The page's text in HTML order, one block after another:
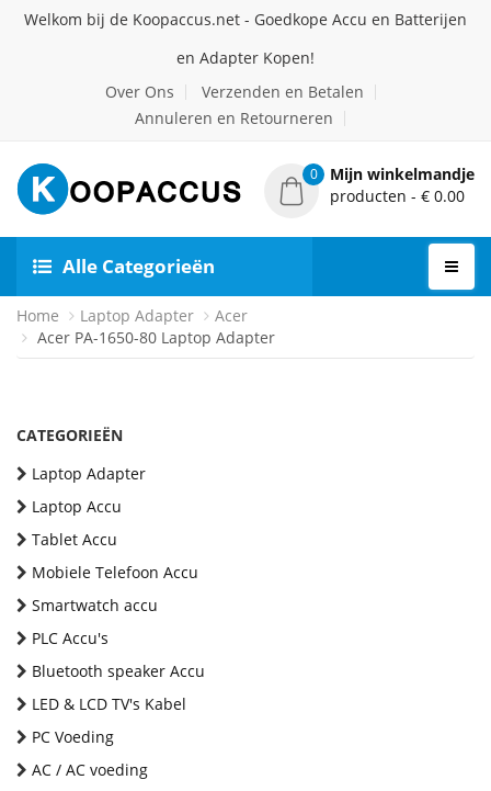
Welkom bij de Koopaccus.net - Goedkope Accu en Batterijen
en Adapter Kopen!
Over Ons
Verzenden en Betalen
Annuleren en Retourneren
0
Mijn winkelmandje
producten - € 0.00
Alle Categorieën
Home Laptop Adapter
Acer
Acer PA-1650-80 Laptop Adapter
CATEGORIEËN
Laptop Adapter
Laptop Accu
Tablet Accu
Mobiele Telefoon Accu
Smartwatch accu
PLC Accu's
Bluetooth speaker Accu
LED & LCD TV's Kabel
PC Voeding
AC / AC voeding